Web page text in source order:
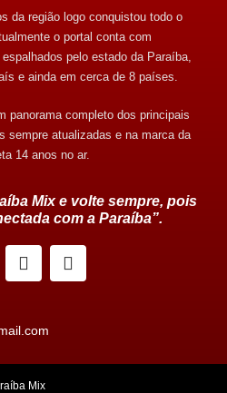
da região logo conquistou todo o
o portal conta com
pelo estado da Paraíba,
e ainda em cerca de 8 países.
panorama completo dos principais
sempre atualizadas e na marca da
14 anos no ar.
Mix e volte sempre, pois
com a Paraíba”.
Mix